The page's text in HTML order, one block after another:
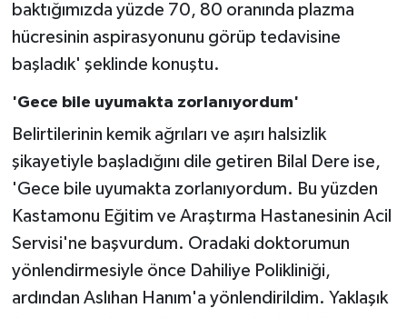
baktığımızda yüzde 70, 80 oranında plazma
hücresinin aspirasyonunu görüp tedavisine
başladık' şeklinde konuştu.
'Gece bile uyumakta zorlanıyordum'
Belirtilerinin kemik ağrıları ve aşırı halsizlik
şikayetiyle başladığını dile getiren Bilal Dere ise,
'Gece bile uyumakta zorlanıyordum. Bu yüzden
Kastamonu Eğitim ve Araştırma Hastanesinin Acil
Servisi'ne başvurdum. Oradaki doktorumun
yönlendirmesiyle önce Dahiliye Polikliniği,
ardından Aslıhan Hanım'a yönlendirildim. Yaklaşık